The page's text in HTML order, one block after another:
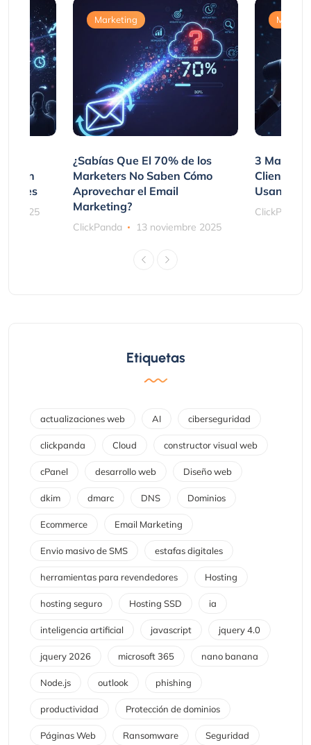
2025
Marketing
¿Sabías Que El 70% de los
Marketers No Saben Cómo
Aprovechar el Email
Marketing?
ClickPanda 13 noviembre 2025
3
Clientes
Usando
ClickPanda
Etiquetas
actualizaciones web AI ciberseguridad
clickpanda Cloud constructor visual web
cPanel desarrollo web Diseño web
dkim dmarc DNS Dominios
Ecommerce Email Marketing
Envio masivo de SMS estafas digitales
herramientas para revendedores Hosting
hosting seguro Hosting SSD ia
inteligencia artificial javascript jquery 4.0
jquery 2026 microsoft 365 nano banana
Node.js outlook phishing
productividad Protección de dominios
Páginas Web Ransomware Seguridad